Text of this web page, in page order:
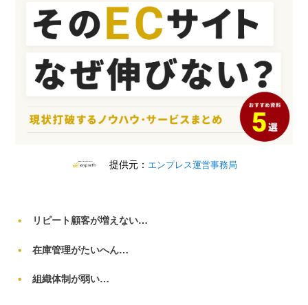
提供元： エンプレス運営事務局
リピート顧客が増えない…
在庫管理がたいへん…
組織体制が弱い…